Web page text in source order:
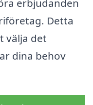
erbjudanden
Detta
välja det
dina behov